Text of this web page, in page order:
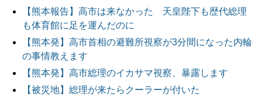
【熊本報告】高市は来なかった 天皇陛下も歴代総理
も体育館に足を運んだのに
【熊本発】高市首相の避難所視察が3分間になった内輪
の事情教えます
【熊本発】高市総理のイカサマ視察、暴露します
【被災地】総理が来たらクーラーが付いた